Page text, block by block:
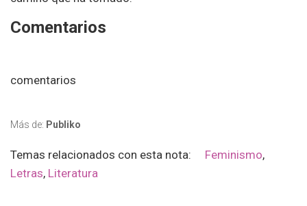
Comentarios
comentarios
Más de: Publiko
Temas relacionados con esta nota: Feminismo,
Letras, Literatura